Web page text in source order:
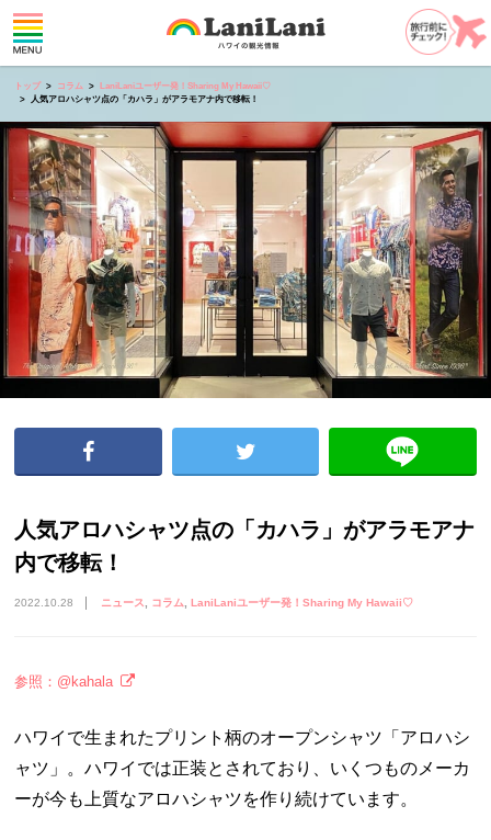
トップ コラム
LaniLaniユーザー発！Sharing My Hawaii♡
人気アロハシャツ点の「カハラ」がアラモアナ内で移転！
人気アロハシャツ点の「カハラ」がアラモアナ
内で移転！
2022.10.28 ニュース コラム LaniLaniユーザー発！Sharing My Hawaii♡
参照：@kahala
ハワイで生まれたプリント柄のオープンシャツ「アロハシ
ャツ」。ハワイでは正装とされており、いくつものメーカ
ーが今も上質なアロハシャツを作り続けています。